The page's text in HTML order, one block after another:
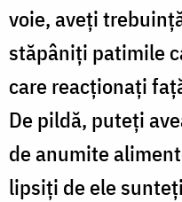
voie, aveţi
stăpâniţi patimile
care reacţionaţi
De pildă, puteţi
de anumite
lipsiţi de ele